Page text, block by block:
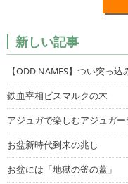
新しい記事
【ODD NAMES】つい突っ
鉄血宰相ビスマルクの木
アジュガで楽しむアジュガー
お盆新時代到来の兆し
お盆には「地獄の釜の蓋」